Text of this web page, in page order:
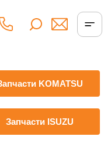
KOMATSU
Запчасти ISUZU